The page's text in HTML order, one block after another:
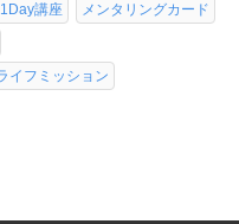
1Day講座
メンタリングカード
イフミッション